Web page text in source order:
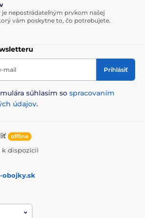
je nepostrádateľným prvkom našej
vám poskytne to, čo potrebujete.
mail Prihlásiť
súhlasím so spracovaním
údajov.
offline
k dispozícii
obojky.sk